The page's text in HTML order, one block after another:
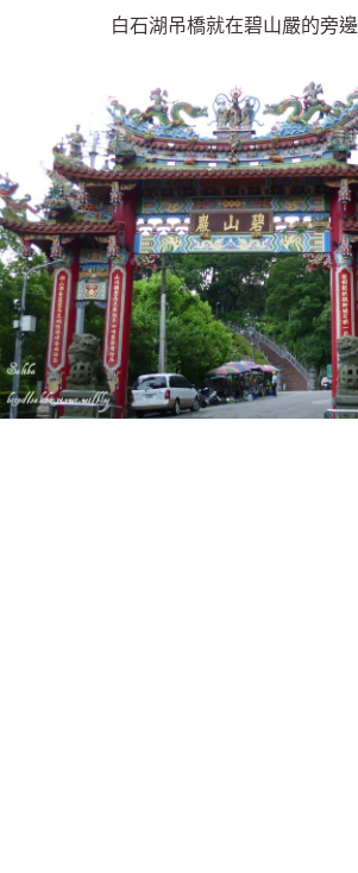
白石湖吊橋就在碧山嚴的旁邊